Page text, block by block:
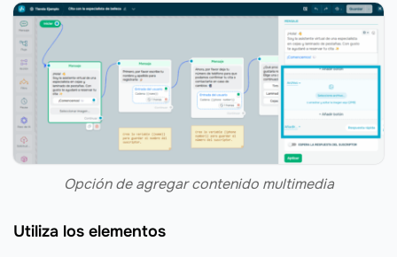
Opción de agregar contenido multimedia
Utiliza los elementos